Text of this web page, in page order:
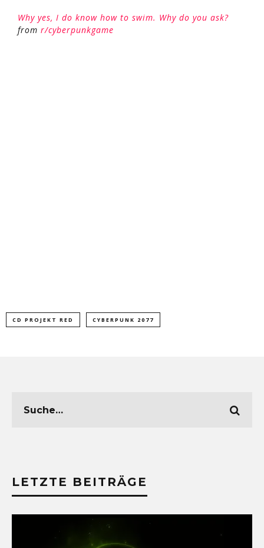
Why yes, I do know how to swim. Why do you ask?
from r/cyberpunkgame
CD PROJEKT RED CYBERPUNK 2077
LETZTE BEITRÄGE